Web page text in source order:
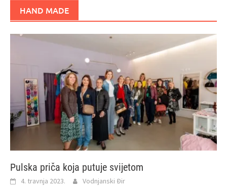
HAND MADE
Pulska priča koja putuje svijetom
4. travnja 2023. Vodnjanski Đir